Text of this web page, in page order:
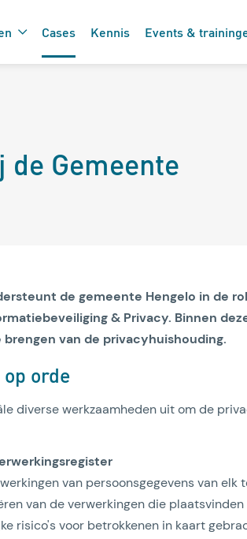
Lees
Cases Kennis Events &
Gemeente
de gemeente Hengelo in de
& Privacy. Binnen
van de privacyhuishouding.
orde
diverse werkzaamheden uit om de
van persoonsgegevens van elk
van de verwerkingen die
risico's voor betrokkenen in kaart